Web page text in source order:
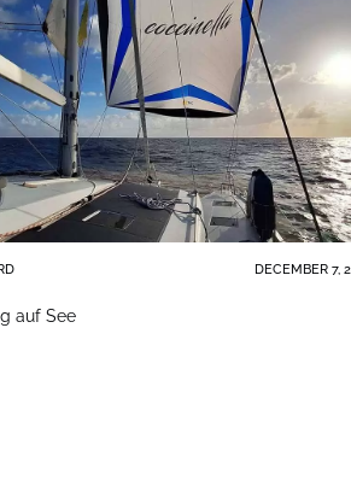
DECEMBER 7,
auf See